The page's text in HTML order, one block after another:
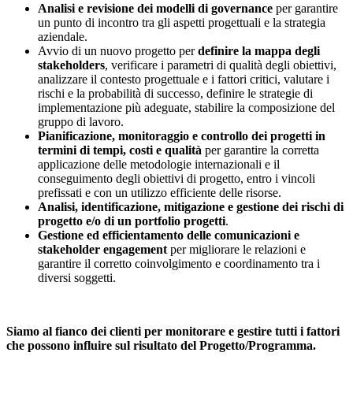
Analisi e revisione dei modelli di governance per garantire
un punto di incontro tra gli aspetti progettuali e la strategia
aziendale.
Avvio di un nuovo progetto perdefinire la mappa degli
stakeholders, verificare i parametri di qualità degli obiettivi,
analizzare il contesto progettuale e i fattori critici, valutare i
rischi e la probabilità di successo, definire le strategie di
implementazione più adeguate, stabilire la composizione del
gruppo di lavoro.
Pianificazione, monitoraggio e controllo dei progetti in
termini di tempi, costi e qualità per garantire la corretta
applicazione delle metodologie internazionali e il
conseguimento degli obiettivi di progetto, entro i vincoli
prefissati e con un utilizzo efficiente delle risorse.
Analisi, identificazione, mitigazione e gestione dei rischi di
progetto e/o di un portfolio progetti.
Gestione ed efficientamento delle comunicazioni e
stakeholder engagement per migliorare le relazioni e
garantire il corretto coinvolgimento e coordinamento tra i
diversi soggetti.
Siamo al fianco dei clienti per monitorare e gestire tutti i fattori
che possono influire sul risultato del Progetto/Programma.